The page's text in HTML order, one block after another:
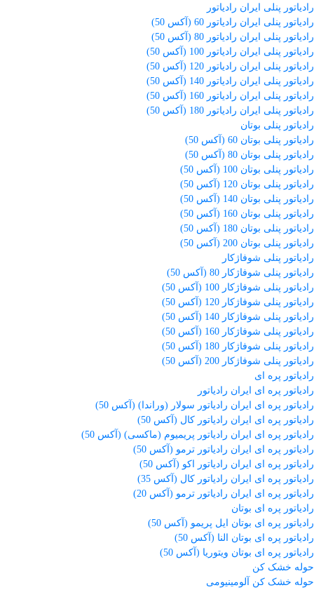
رادیاتور پنلی ایران رادیاتور
رادیاتور پنلی ایران رادیاتور 60 (آکس 50)
رادیاتور پنلی ایران رادیاتور 80 (آکس 50)
رادیاتور پنلی ایران رادیاتور 100 (آکس 50)
رادیاتور پنلی ایران رادیاتور 120 (آکس 50)
رادیاتور پنلی ایران رادیاتور 140 (آکس 50)
رادیاتور پنلی ایران رادیاتور 160 (آکس 50)
رادیاتور پنلی ایران رادیاتور 180 (آکس 50)
رادیاتور پنلی بوتان
رادیاتور پنلی بوتان 60 (آکس 50)
رادیاتور پنلی بوتان 80 (آکس 50)
رادیاتور پنلی بوتان 100 (آکس 50)
رادیاتور پنلی بوتان 120 (آکس 50)
رادیاتور پنلی بوتان 140 (آکس 50)
رادیاتور پنلی بوتان 160 (آکس 50)
رادیاتور پنلی بوتان 180 (آکس 50)
رادیاتور پنلی بوتان 200 (آکس 50)
رادیاتور پنلی شوفاژکار
رادیاتور پنلی شوفاژکار 80 (آکس 50)
رادیاتور پنلی شوفاژکار 100 (آکس 50)
رادیاتور پنلی شوفاژکار 120 (آکس 50)
رادیاتور پنلی شوفاژکار 140 (آکس 50)
رادیاتور پنلی شوفاژکار 160 (آکس 50)
رادیاتور پنلی شوفاژکار 180 (آکس 50)
رادیاتور پنلی شوفاژکار 200 (آکس 50)
رادیاتور پره ای
رادیاتور پره ای ایران رادیاتور
رادیاتور پره ای ایران رادیاتور سولار (وراندا) (آکس 50)
رادیاتور پره ای ایران رادیاتور کال (آکس 50)
رادیاتور پره ای ایران رادیاتور پریمیوم (ماکسی) (آکس 50)
رادیاتور پره ای ایران رادیاتور ترمو (آکس 50)
رادیاتور پره ای ایران رادیاتور اکو (آکس 50)
رادیاتور پره ای ایران رادیاتور کال (آکس 35)
رادیاتور پره ای ایران رادیاتور ترمو (آکس 20)
رادیاتور پره ای بوتان
رادیاتور پره ای بوتان ایل پریمو (آکس 50)
رادیاتور پره ای بوتان النا (آکس 50)
رادیاتور پره ای بوتان ویتوریا (آکس 50)
حوله خشک کن
حوله خشک کن آلومینیومی